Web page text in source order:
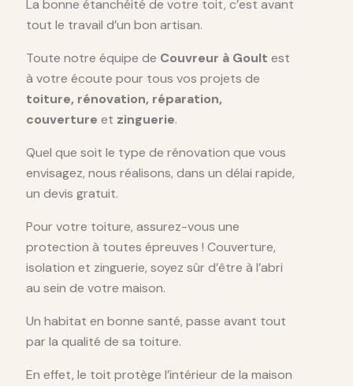
La bonne étanchéité de votre toit, c’est avant
tout le travail d’un bon artisan.
Toute notre équipe de Couvreur à Goult est
à votre écoute pour tous vos projets de
toiture, rénovation, réparation,
couverture et zinguerie.
Quel que soit le type de rénovation que vous
envisagez, nous réalisons, dans un délai rapide,
un devis gratuit.
Pour votre toiture, assurez-vous une
protection à toutes épreuves ! Couverture,
isolation et zinguerie, soyez sûr d’être à l’abri
au sein de votre maison.
Un habitat en bonne santé, passe avant tout
par la qualité de sa toiture.
En effet, le toit protège l’intérieur de la maison